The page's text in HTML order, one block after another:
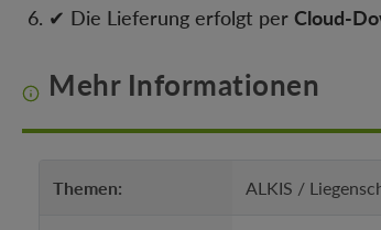
✔ Die Lieferung erfolgt per Cloud-
Mehr Informationen
Themen: ALKIS /